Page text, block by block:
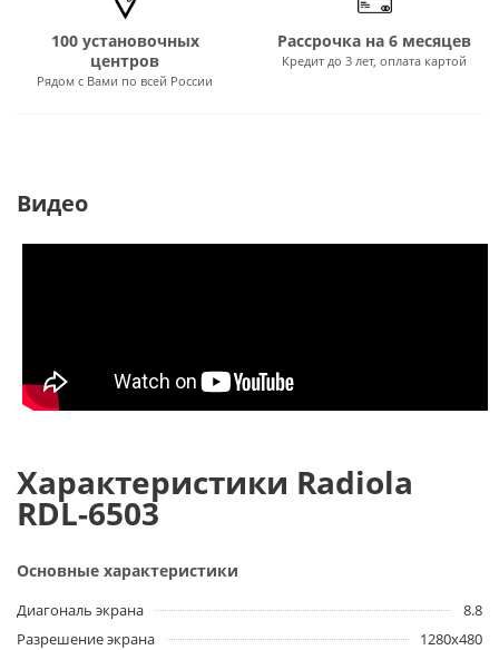
100 установочных
центров
Рядом с Вами по всей России
Рассрочка на 6 месяцев
Кредит до 3 лет, оплата картой
Видео
Характеристики Radiola
RDL-6503
Основные характеристики
Диагональ экрана
8.8
Разрешение экрана
1280х480